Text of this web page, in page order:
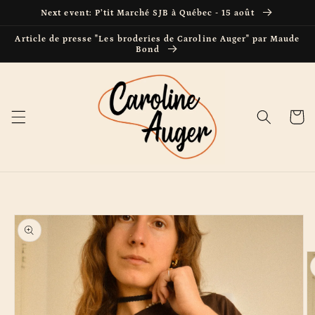
et passer
contenu
Next event: P’tit Marché SJB à Québec - 15 août
Article de presse "Les broderies de Caroline Auger" par Maude
Bond
Panier
informations
produits